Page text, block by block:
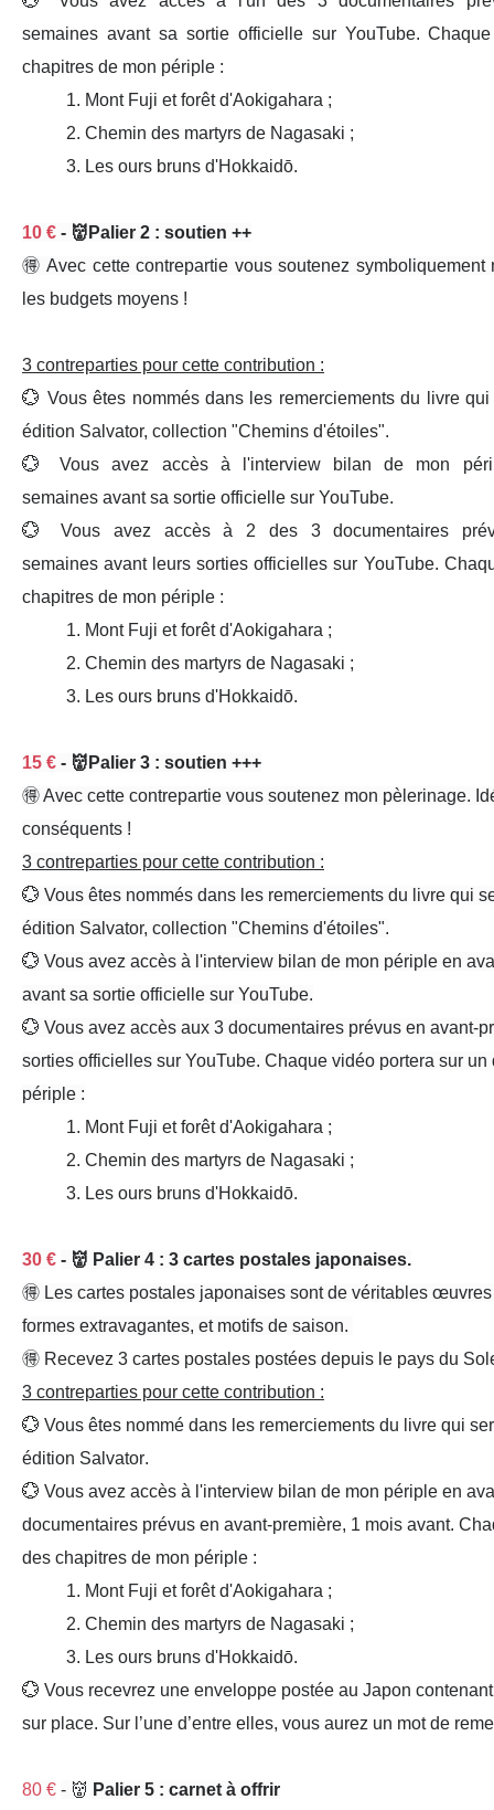
semaines avant sa sortie officielle sur YouTube.
chapitres de mon périple :
1. Mont Fuji et forêt d'Aokigahara ;
2. Chemin des martyrs de Nagasaki ;
3. Les ours bruns d'Hokkaidō.
10 € - 👹Palier 2 : soutien ++
🉐 Avec cette contrepartie voussoutenez symboliquement
les budgets moyens !
3 contreparties pour cette contribution :
💮 Vous êtes nommésdans les remerciementsdu livre
édition Salvator, collection "Chemins d'étoiles".
💮 Vous avez accès à l'interview bilan de mon
semaines avant sa sortie officielle sur YouTube.
💮 Vous avez accès à 2 des 3 documentaires
semaines avant leurs sorties officielles sur YouTube.
chapitres de mon périple :
1. Mont Fuji et forêt d'Aokigahara ;
2. Chemin des martyrs de Nagasaki ;
3. Les ours bruns d'Hokkaidō.
15 € - 👹Palier 3 : soutien +++
🉐 Avec cette contrepartie vous soutenez mon pèlerinage.
conséquents !
3 contreparties pour cette contribution :
💮 Vous êtes nommés dans les remerciements du livre qui
édition Salvator, collection "Chemins d'étoiles".
💮 Vous avez accès à l'interview bilan de mon périple en
avantsa sortie officielle sur YouTube.
💮 Vous avez accès aux 3 documentaires prévus en avant-
sorties officielles sur YouTube. Chaque vidéo portera sur
périple :
1. Mont Fuji et forêt d'Aokigahara ;
2. Chemin des martyrs de Nagasaki ;
3. Les ours bruns d'Hokkaidō.
30 € - 👹 Palier 4 : 3 cartes postales japonaises.
🉐 Les cartes postales japonaises sont de véritables
formes extravagantes, et motifs de saison.
🉐 Recevez 3 cartes postales postées depuis le pays du
3 contreparties pour cette contribution :
💮 Vous êtes nommé dans les remerciements du livre qui
édition Salvator.
💮 Vous avez accès à l'interview bilan de mon périple en
documentaires prévus en avant-première, 1 mois avant.
des chapitres de mon périple :
1. Mont Fuji et forêt d'Aokigahara ;
2. Chemin des martyrs de Nagasaki ;
3. Les ours bruns d'Hokkaidō.
💮 Vous recevrez une enveloppe postée au Japon
sur place. Sur l’une d’entre elles, vous aurez un mot de
80 € - 👹 Palier 5 : carnet à offrir